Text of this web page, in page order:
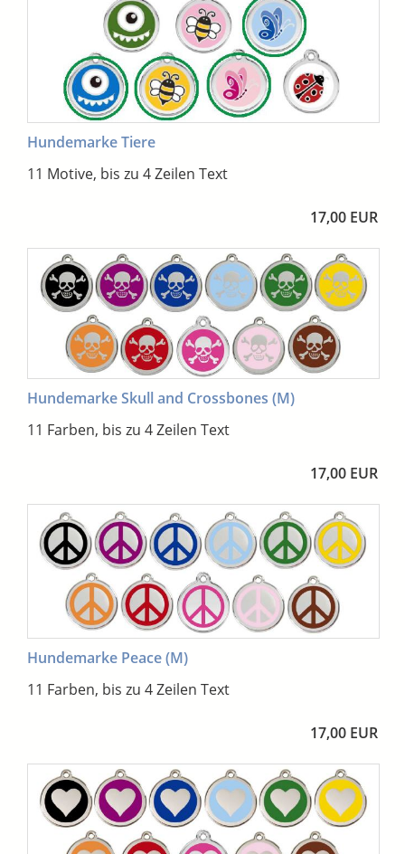
Hundemarke Tiere
11 Motive, bis zu 4 Zeilen Text
17,00 EUR
Hundemarke Skull and Crossbones (M)
11 Farben, bis zu 4 Zeilen Text
17,00 EUR
Hundemarke Peace (M)
11 Farben, bis zu 4 Zeilen Text
17,00 EUR